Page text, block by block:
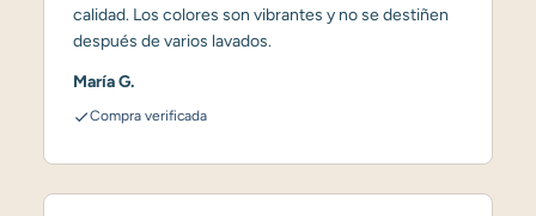
calidad. Los colores son vibrantes y no se destiñen
después de varios lavados.
María G.
Compra verificada